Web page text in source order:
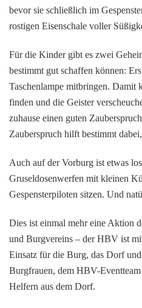
bevor sie schließlich im
rostigen Eisenschale voller
Für die Kinder gibt es zwei
bestimmt gut schaffen können:
Taschenlampe mitbringen. Damit
finden und die Geister
zuhause einen guten
Zauberspruch hilft bestimmt
Auch auf der Vorburg ist etwas
Gruseldosenwerfen mit kleinen
Gespensterpiloten sitzen. Und
Dies ist einmal mehr eine Aktion
und Burgvereins – der HBV ist
Einsatz für die Burg, das Dorf
Burgfrauen, dem HBV-
Helfern aus dem Dorf.